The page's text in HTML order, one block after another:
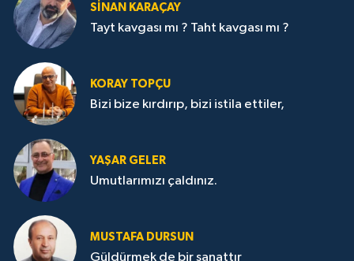
SİNAN KARAÇAY
Tayt kavgası mı ? Taht kavgası mı ?
KORAY TOPÇU
Bizi bize kırdırıp, bizi istila ettiler,
YAŞAR GELER
Umutlarımızı çaldınız.
MUSTAFA DURSUN
Güldürmek de bir sanattır